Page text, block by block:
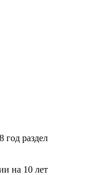
год раздел
на 10 лет